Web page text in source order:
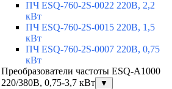
ПЧ ESQ-760-2S-0022 220В, 2,2
кВт
ПЧ ESQ-760-2S-0015 220В, 1,5
кВт
ПЧ ESQ-760-2S-0007 220В, 0,75
кВт
Преобразователи частоты ESQ-A1000
220/380В, 0,75-3,7 кВт
▼